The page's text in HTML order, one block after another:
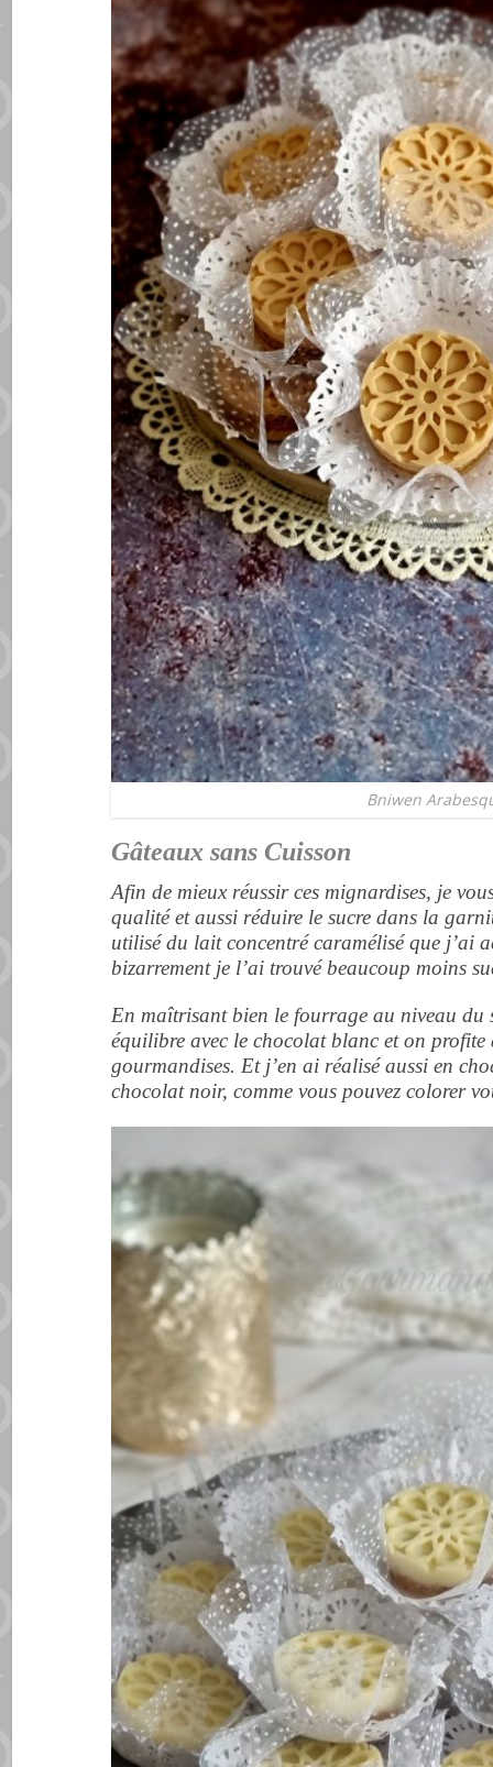
Bniwen
Gâteaux sans Cuisson
Afin de mieux réussir ces mignardises, je
qualité et aussi réduire le sucre dans la
utilisé du lait concentré caramélisé que j’ai
bizarrement je l’ai trouvé beaucoup moins
En maîtrisant bien le fourrage au niveau du
équilibre avec le chocolat blanc et on profite
gourmandises. Et j’en ai réalisé aussi en
chocolat noir, comme vous pouvez colorer